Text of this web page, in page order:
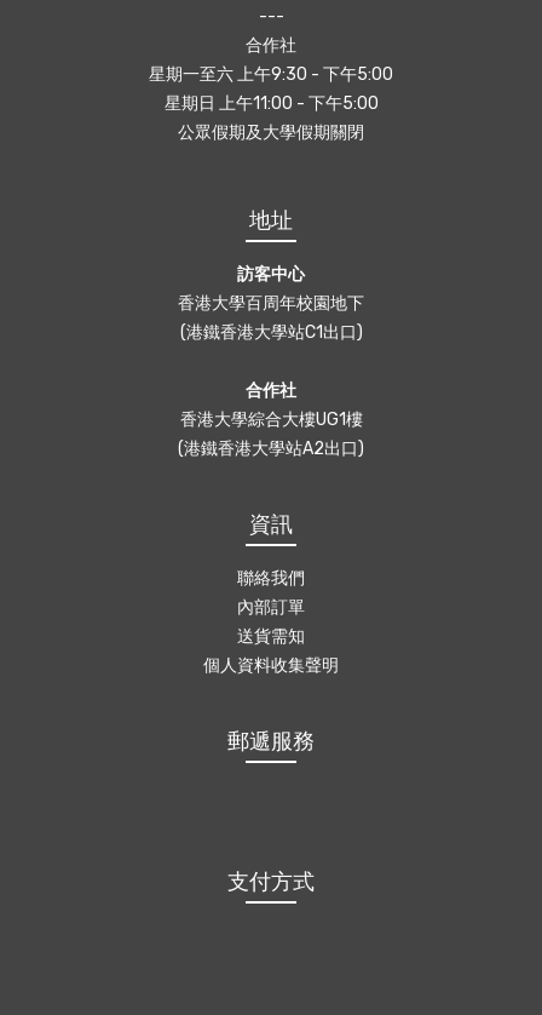
---
合作社
星期一至六 上午9:30 - 下午5:00
星期日 上午11:00 - 下午5:00
公眾假期及大學假期關閉
地址
訪客中心
香港大學百周年校園地下
(港鐵香港大學站C1出口)
合作社
香港大學綜合大樓UG1樓
(港鐵香港大學站A2出口)
資訊
聯絡我們
內部訂單
送貨需知
個人資料收集聲明
郵遞服務
支付方式